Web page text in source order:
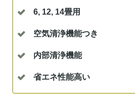
6, 12, 14畳用
空気清浄機能つき
内部清浄機能
省エネ性能高い